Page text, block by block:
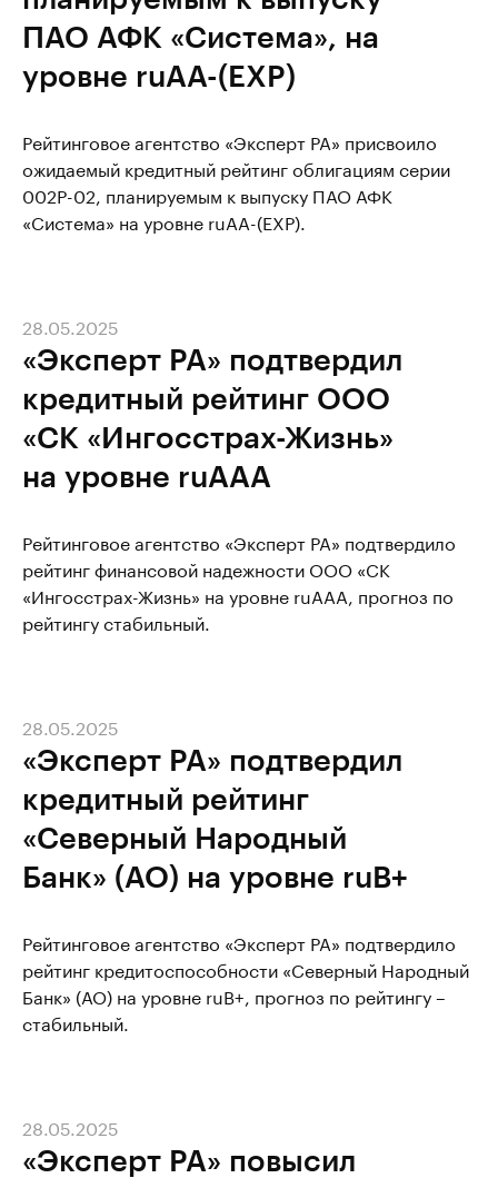
ПАО АФК «Система», на
уровне ruAA-(EXP)
Рейтинговое агентство «Эксперт РА» присвоило
ожидаемый кредитный рейтинг облигациям серии
002Р-02, планируемым к выпуску ПАО АФК
«Система» на уровне ruAA-(EXP).
«Эксперт РА» подтвердил
кредитный рейтинг ООО
«СК «Ингосстрах-Жизнь»
на уровне ruAAA
28.05.2025
Рейтинговое агентство «Эксперт РА» подтвердило
рейтинг финансовой надежности ООО «СК
«Ингосстрах-Жизнь» на уровне ruAAA, прогноз по
рейтингу стабильный.
«Эксперт РА» подтвердил
кредитный рейтинг
«Северный Народный
Банк» (АО) на уровне ruВ+
28.05.2025
Рейтинговое агентство «Эксперт РА» подтвердило
рейтинг кредитоспособности «Северный Народный
Банк» (АО) на уровне ruВ+, прогноз по рейтингу –
стабильный.
«Эксперт РА» повысил
28.05.2025